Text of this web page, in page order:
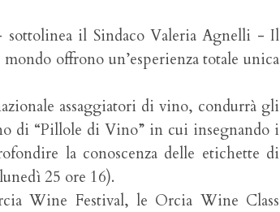
sottolinea il Sindaco Valeria Agnelli - Il
offrono un’esperienza totale unica
assaggiatori di vino, condurrà gli
di “Pillole di Vino” in cui insegnando i
la conoscenza delle etichette di
25 ore 16).
Wine Festival, le Orcia Wine Class